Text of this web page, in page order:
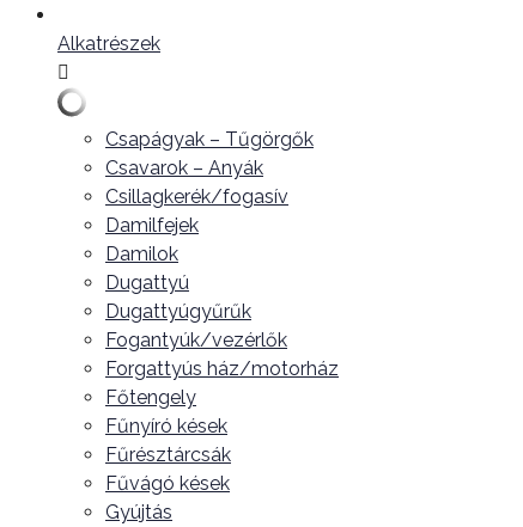
Alkatrészek
Csapágyak – Tűgörgők
Csavarok – Anyák
Csillagkerék/fogasív
Damilfejek
Damilok
Dugattyú
Dugattyúgyűrűk
Fogantyúk/vezérlők
Forgattyús ház/motorház
Főtengely
Fűnyíró kések
Fűrésztárcsák
Fűvágó kések
Gyújtás